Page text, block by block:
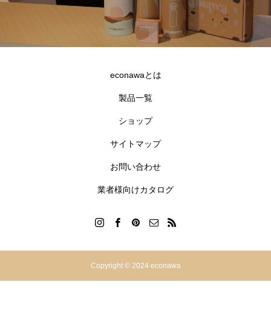
econawaとは
製品一覧
ショップ
サイトマップ
お問い合わせ
業者様向けカタログ
Copyright © 2024 econawa